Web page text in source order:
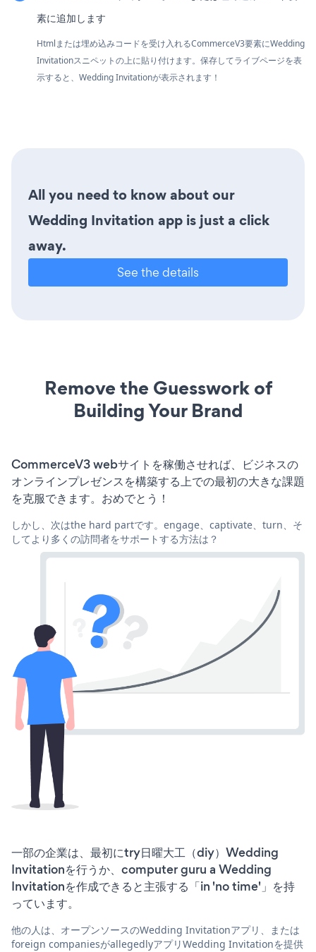
素に追加します
Htmlまたは埋め込みコードを受け入れるCommerceV3要素にWedding
Invitationスニペットの上に貼り付けます。保存してライブページを表
示すると、Wedding Invitationが表示されます！
All you need to know about our
Wedding Invitation app is just a click
away.
See the details
Remove the Guesswork of
Building Your Brand
CommerceV3 webサイトを稼働させれば、ビジネスの
オンラインプレゼンスを構築する上での最初の大きな課題
を克服できます。おめでとう！
しかし、次はthe hard partです。engage、captivate、turn、そ
してより多くの訪問者をサポートする方法は？
一部の企業は、最初にtry日曜大工（diy）Wedding
Invitationを行うか、computer guru a Wedding
Invitationを作成できると主張する「in 'no time'」を持
っています。
他の人は、オープンソースのWedding Invitationアプリ、または
foreign companiesがallegedlyアプリWedding Invitationを提供